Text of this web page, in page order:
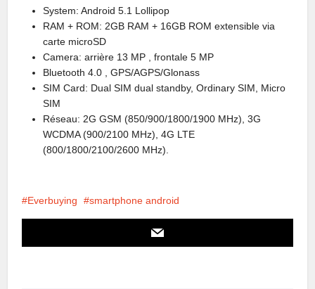
System: Android 5.1 Lollipop
RAM + ROM: 2GB RAM + 16GB ROM extensible via
carte microSD
Camera: arrière 13 MP , frontale 5 MP
Bluetooth 4.0 , GPS/AGPS/Glonass
SIM Card: Dual SIM dual standby, Ordinary SIM, Micro
SIM
Réseau: 2G GSM (850/900/1800/1900 MHz), 3G
WCDMA (900/2100 MHz), 4G LTE
(800/1800/2100/2600 MHz).
Everbuying smartphone android